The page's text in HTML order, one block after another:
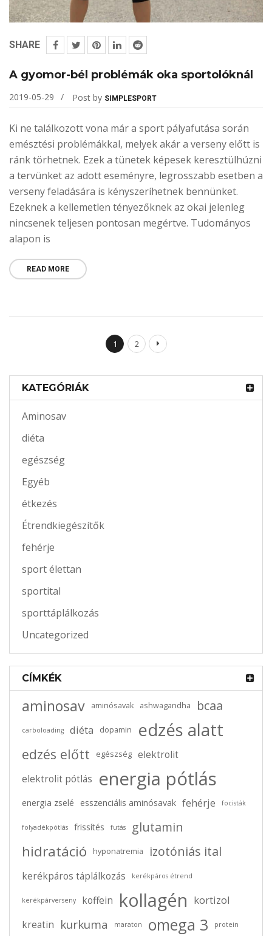
SHARE
A gyomor-bél problémák oka sportolóknál
2019-05-29 Post by SIMPLESPORT
Ki ne találkozott vona már a sport pályafutása során
emésztési problémákkal, melyek akár a verseny előtt is
ránk törhetnek. Ezek a tünetek képesek keresztülhúzni
a tervünket az adott eseményre, legrosszabb esetben a
verseny feladására is kényszeríhetnek bennünket.
Ezeknek a kellemetlen tényezőknek az okai jelenleg
nincsenek teljesen pontosan megértve. Tudományos
alapon is
READ MORE
1 2
KATEGÓRIÁK
Aminosav
diéta
egészség
Egyéb
étkezés
Étrendkiegészítők
fehérje
sport élettan
sportital
sporttáplálkozás
Uncategorized
CÍMKÉK
aminosav aminósavak ashwagandha bcaa
carboloading diéta dopamin edzés alatt
edzés előtt egészség elektrolit
elektrolit pótlás energia pótlás
energia zselé esszenciális aminósavak fehérje focisták
folyadékpótlás frissítés futás glutamin
hidratáció hyponatremia izotóniás ital
kerékpáros táplálkozás kerékpáros étrend
kerékpárverseny koffein kollagén kortizol
kreatin kurkuma maraton omega 3 protein